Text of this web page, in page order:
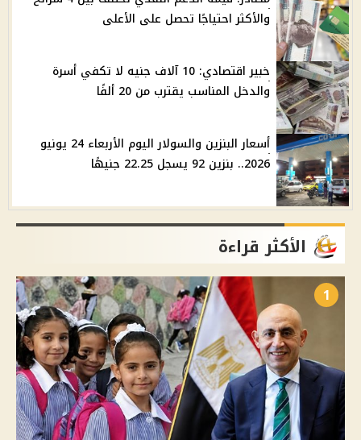
والأكثر احتياجًا تحصل على الأعلى
خبير اقتصادي: 10 آلاف جنيه لا تكفي أسرة
والدخل المناسب يقترب من 20 ألفًا
أسعار البنزين والسولار اليوم الأربعاء 24 يونيو
2026.. بنزين 92 يسجل 22.25 جنيهًا
الأكثر قراءة
1